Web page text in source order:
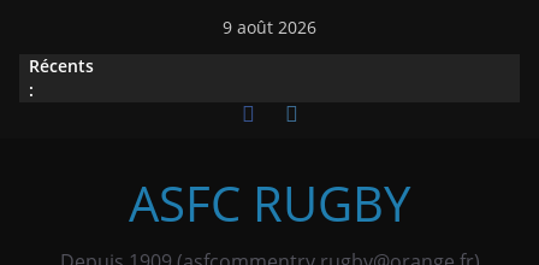
contenu
9 août 2026
Récents
:
ASFC RUGBY